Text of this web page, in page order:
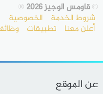
©قاومس الوجيز 2026 ®
شروط الخدمة الخصوصية
أعلن معنا تطبيقات
عن الموقع